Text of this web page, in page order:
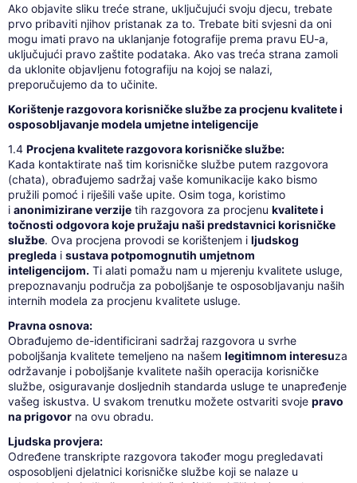
Ako objavite sliku treće strane, uključujući svoju djecu, trebate
prvo pribaviti njihov pristanak za to. Trebate biti svjesni da oni
mogu imati pravo na uklanjanje fotografije prema pravu EU-a,
uključujući pravo zaštite podataka. Ako vas treća strana zamoli
da uklonite objavljenu fotografiju na kojoj se nalazi,
preporučujemo da to učinite.
Korištenje razgovora korisničke službe za procjenu kvalitete i
osposobljavanje modela umjetne inteligencije
1.4 Procjena kvalitete razgovora korisničke službe:
Kada kontaktirate naš tim korisničke službe putem razgovora
(chata), obrađujemo sadržaj vaše komunikacije kako bismo
pružili pomoć i riješili vaše upite. Osim toga, koristimo
i anonimizirane verzijetih razgovora za procjenu kvalitete i
točnosti odgovora koje pružaju naši predstavnici korisničke
službe. Ova procjena provodi se korištenjem i ljudskog
pregledai sustava potpomognutih umjetnom
inteligencijom. Ti alati pomažu nam u mjerenju kvalitete usluge,
prepoznavanju područja za poboljšanje te osposobljavanju naših
internih modela za procjenu kvalitete usluge.
Pravna osnova:
Obrađujemo de-identificirani sadržaj razgovora u svrhe
poboljšanja kvalitete temeljeno na našem legitimnom interesuza
održavanje i poboljšanje kvalitete naših operacija korisničke
službe, osiguravanje dosljednih standarda usluge te unapređenje
vašeg iskustva. U svakom trenutku možete ostvariti svoje pravo
na prigovorna ovu obradu.
Ljudska provjera:
Određene transkripte razgovora također mogu pregledavati
osposobljeni djelatnici korisničke službe koji se nalaze u